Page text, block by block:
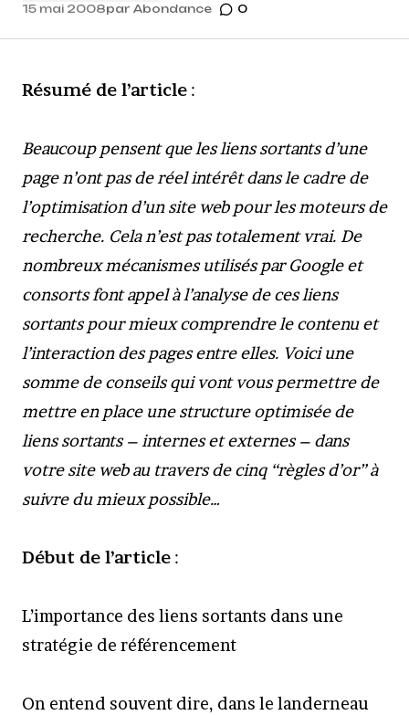
15 mai 2008par Abondance 0
Résumé de l’article :
Beaucoup pensent que les liens sortants d’une
page n’ont pas de réel intérêt dans le cadre de
l’optimisation d’un site web pour les moteurs de
recherche. Cela n’est pas totalement vrai. De
nombreux mécanismes utilisés par Google et
consorts font appel à l’analyse de ces liens
sortants pour mieux comprendre le contenu et
l’interaction des pages entre elles. Voici une
somme de conseils qui vont vous permettre de
mettre en place une structure optimisée de
liens sortants – internes et externes – dans
votre site web au travers de cinq “règles d’or” à
suivre du mieux possible…
Début de l’article :
L’importance des liens sortants dans une
stratégie de référencement
On entend souvent dire, dans le landerneau